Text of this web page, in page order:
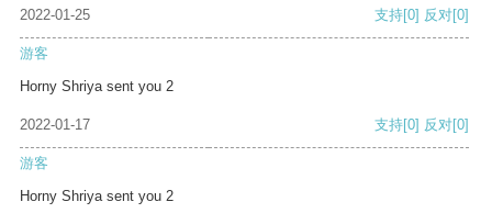
2022-01-25 支持[0] 反对[0]
游客
Horny Shriya sent you 2
2022-01-17 支持[0] 反对[0]
游客
Horny Shriya sent you 2